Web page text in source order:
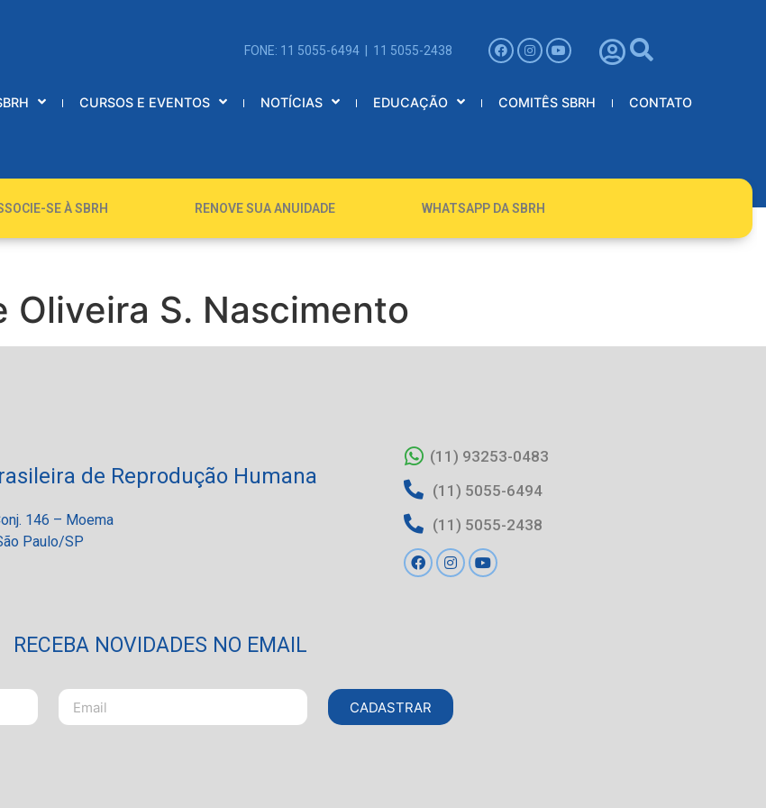
FONE: 11 5055-6494 | 11 5055-2438
CURSOS E EVENTOS NOTÍCIAS EDUCAÇÃO COMITÊS SBRH CONTATO
SE À SBRH RENOVE SUA ANUIDADE WHATSAPP DA SBRH
Oliveira S. Nascimento
de Reprodução Humana
146 – Moema
Paulo/SP
(11) 93253-0483
(11) 5055-6494
(11) 5055-2438
RECEBA NOVIDADES NO EMAIL
CADASTRAR